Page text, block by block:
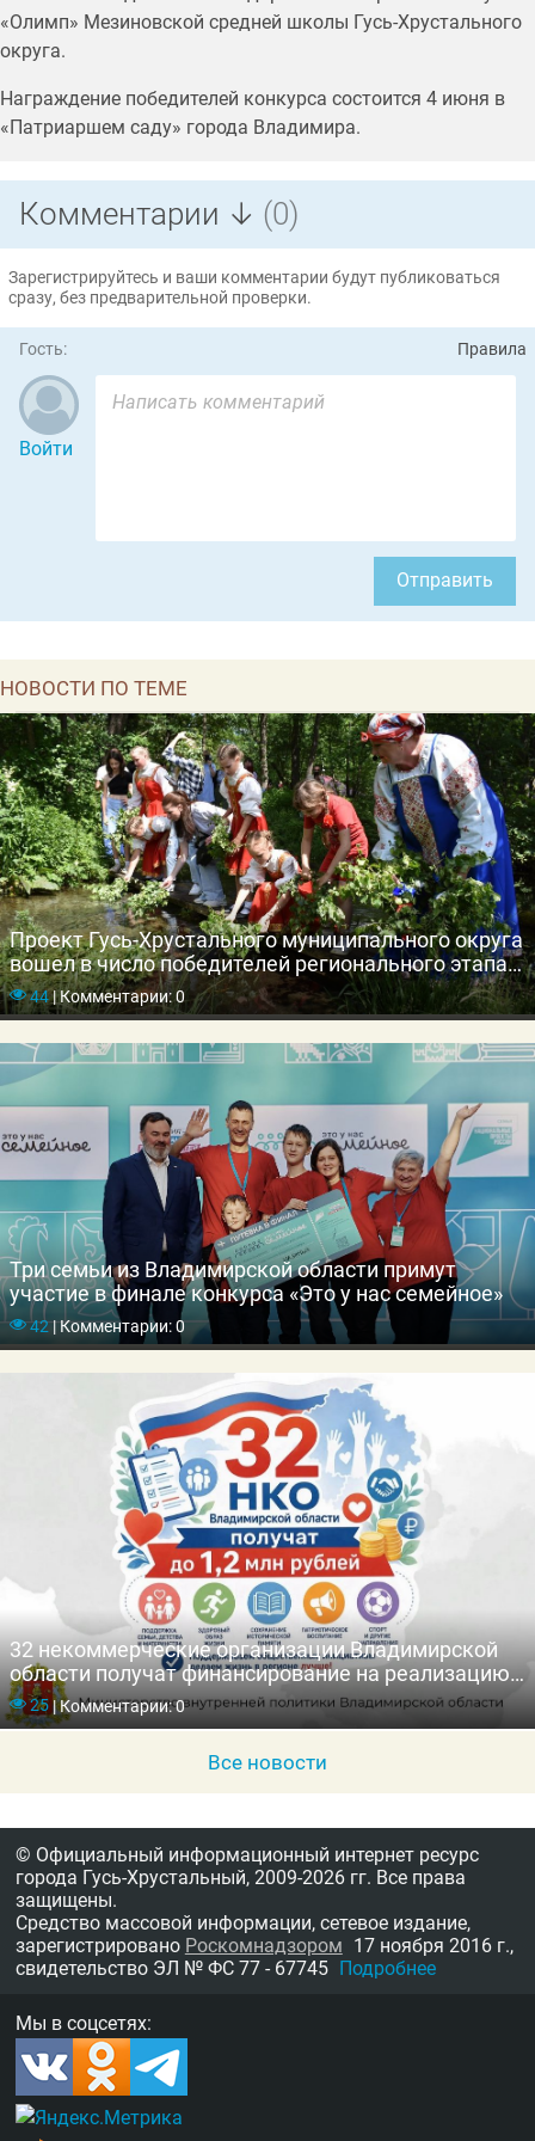
«Олимп» Мезиновской средней школы Гусь-Хрустального
округа.
Награждение победителей конкурса состоится 4 июня в
«Патриаршем саду» города Владимира.
Комментарии ↓ (0)
Зарегистрируйтесь и ваши комментарии будут публиковаться
сразу, без предварительной проверки.
Гость: Правила
Войти
Отправить
НОВОСТИ ПО ТЕМЕ
Проект Гусь-Хрустального муниципального округа
вошел в число победителей регионального этапа
конкурса «Лучшая муниципальная практика»
44|Комментарии: 0
Три семьи из Владимирской области примут
участие в финале конкурса «Это у нас семейное»
42|Комментарии: 0
32 некоммерческие организации Владимирской
области получат финансирование на реализацию
общественно значимых инициатив
25|Комментарии: 0
Все новости
© Официальный информационный интернет ресурс
города Гусь-Хрустальный, 2009-2026 гг. Все права
защищены.
Средство массовой информации, сетевое издание,
зарегистрировано Роскомнадзором 17 ноября 2016 г.,
свидетельство ЭЛ № ФС 77 - 67745 Подробнее
Мы в соцсетях: